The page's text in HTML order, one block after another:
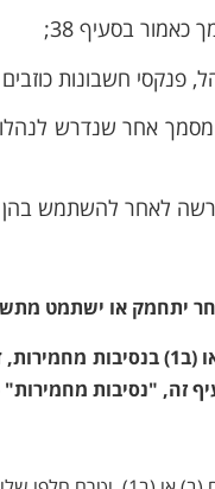
מסמך אחר שנדרש